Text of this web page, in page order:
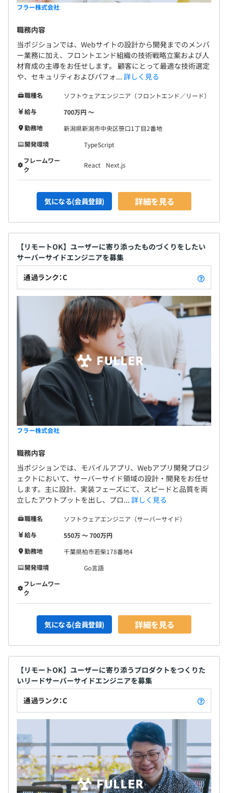
フラー株式会社
職務内容
当ポジションでは、Webサイトの設計から開発までのメンバ
ー業務に加え、フロントエンド組織の技術戦略立案および人
材育成の主導をお任せします。 顧客にとって最適な技術選定
や、セキュリティおよびパフォ... 詳しく見る
職種名
ソフトウェアエンジニア（フロントエンド／リード）
給与
700万円 〜
勤務地
新潟県新潟市中央区笹口1丁目2番地
開発環境
TypeScript
フレームワー
ク
React Next.js
気になる(会員登録) 詳細を見る
【リモートOK】ユーザーに寄り添ったものづくりをしたい
サーバーサイドエンジニアを募集
通過ランク：C
フラー株式会社
職務内容
当ポジションでは、モバイルアプリ、Webアプリ開発プロジ
ェクトにおいて、サーバーサイド領域の設計・開発をお任せ
します。主に設計、実装フェーズにて、スピードと品質を両
立したアウトプットを出し、プロ... 詳しく見る
職種名
ソフトウェアエンジニア（サーバーサイド）
給与
550万 〜 700万円
勤務地
千葉県柏市若柴178番地4
開発環境
Go言語
フレームワー
ク
気になる(会員登録) 詳細を見る
【リモートOK】ユーザーに寄り添うプロダクトをつくりた
いリードサーバーサイドエンジニアを募集
通過ランク：C